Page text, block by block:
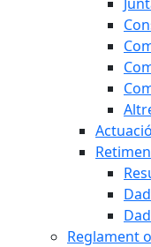
Reglament